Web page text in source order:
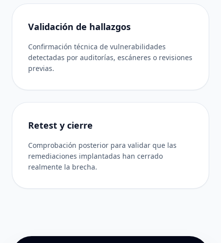
Validación de hallazgos
Confirmación técnica de vulnerabilidades
detectadas por auditorías, escáneres o revisiones
previas.
Retest y cierre
Comprobación posterior para validar que las
remediaciones implantadas han cerrado
realmente la brecha.